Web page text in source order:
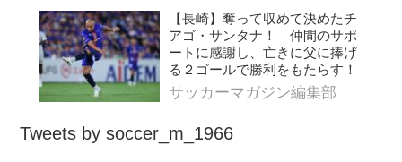
【長崎】奪って収めて決めたチ
アゴ・サンタナ！ 仲間のサポ
ートに感謝し、亡きに父に捧げ
る２ゴールで勝利をもたらす！
サッカーマガジン編集部
Tweets by soccer_m_1966